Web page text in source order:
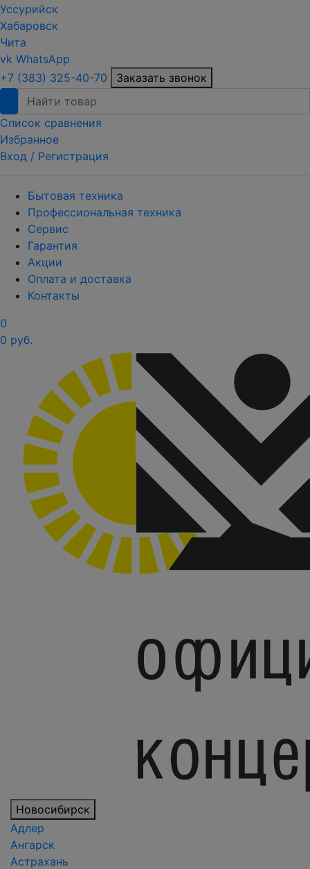
Уссурийск
Хабаровск
Чита
vk WhatsApp
+7 (383) 325-40-70
Заказать звонок
Список сравнения
Избранное
Вход / Регистрация
Бытовая техника
Профессиональная техника
Сервис
Гарантия
Акции
Оплата и доставка
Контакты
0
0 руб.
Новосибирск
Адлер
Ангарск
Астрахань